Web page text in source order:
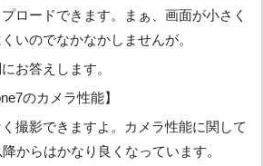
ロードできます。まぁ、画面が小さく
いのでなかなかしませんが。
お答えします。
のカメラ性能】
撮影できますよ。カメラ性能に関して
からはかなり良くなっています。